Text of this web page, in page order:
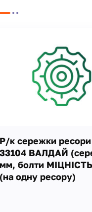
Р/к сережки
33104 ВАЛДАЙ
мм, болти
(на одну ресору)